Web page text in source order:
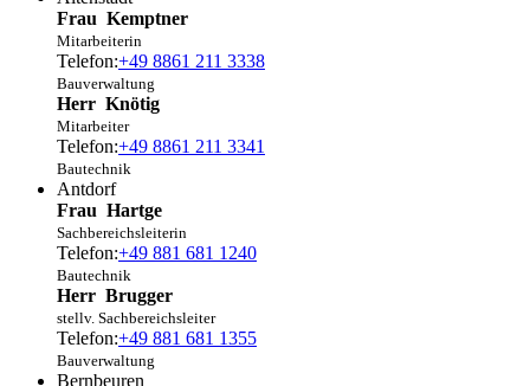
Frau Kemptner
Mitarbeiterin
Telefon:+49 8861 211 3338
Bauverwaltung
Herr Knötig
Mitarbeiter
Telefon:+49 8861 211 3341
Bautechnik
Antdorf
Frau Hartge
Sachbereichsleiterin
Telefon:+49 881 681 1240
Bautechnik
Herr Brugger
stellv. Sachbereichsleiter
Telefon:+49 881 681 1355
Bauverwaltung
Bernbeuren